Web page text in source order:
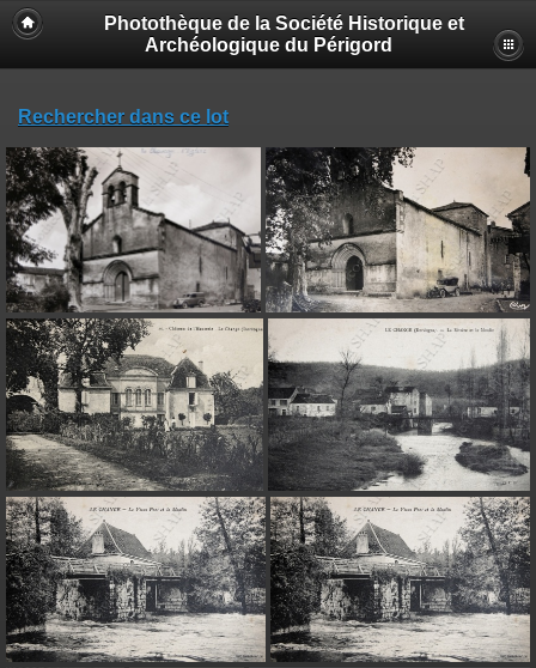
Photothèque de la Société Historique et
Archéologique du Périgord
Rechercher dans ce lot